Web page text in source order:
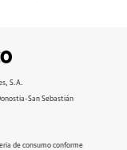
S.A.
San Sebastián
de consumo conforme